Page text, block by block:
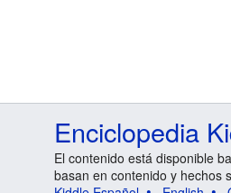
Enciclopedia
El contenido está disponible
basan en contenido y hechos